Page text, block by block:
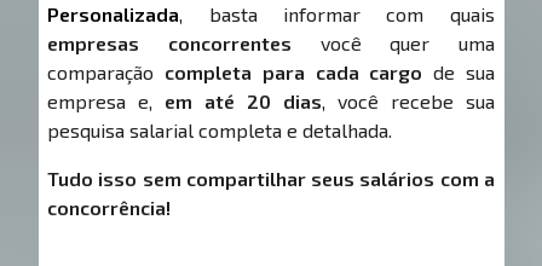
Personalizada, basta informar com quais
empresas concorrentes você quer uma
comparação completa para cada cargo de sua
empresa e, em até 20 dias, você recebe sua
pesquisa salarial completa e detalhada.
Tudo isso sem compartilhar seus salários com a
concorrência!